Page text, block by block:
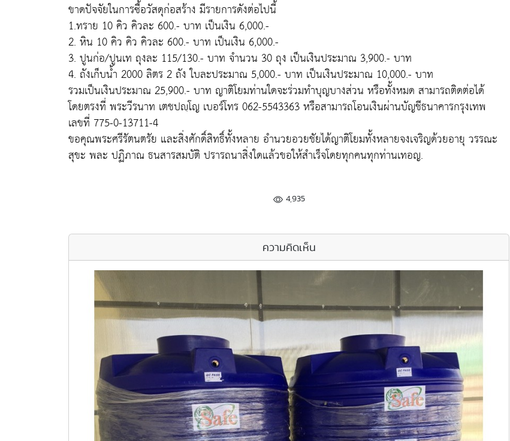
ขาดปัจจัยในการซื้อวัสดุก่อสร้าง มีรายการดังต่อไปนี้
1.ทราย 10 คิว คิวละ 600.- บาท เป็นเงิน 6,000.-
2. หิน 10 คิว คิว คิวละ 600.- บาท เป็นเงิน 6,000.-
3. ปูนก่อ/ปูนเท ถุงละ 115/130.- บาท จำนวน 30 ถุง เป็นเงินประมาณ 3,900.- บาท
4. ถังเก็บน้ำ 2000 ลิตร 2 ถัง ใบละประมาณ 5,000.- บาท เป็นเงินประมาณ 10,000.- บาท
รวมเป็นเงินประมาณ 25,900.- บาท ญาติโยมท่านใดจะร่วมทำบุญบางส่วน หรือทั้งหมด สามารถติดต่อได้
โดยตรงที่ พระวีรนาท เตชปญฺโญ เบอร์โทร 062-5543363 หรือสามารถโอนเงินผ่านบัญชีธนาคารกรุงเทพ
เลขที่ 775-0-13711-4
ขอคุณพระศรีรัตนตรัย และสิ่งศักดิ์สิทธิ์ทั้งหลาย อำนวยอวยชัยได้ญาติโยมทั้งหลายจงเจริญด้วยอายุ วรรณะ
สุขะ พละ ปฏิภาณ ธนสารสมบัติ ปรารถนาสิ่งใดแล้วขอให้สำเร็จโดยทุกคนทุกท่านเทอญ.
4,935
ความคิดเห็น